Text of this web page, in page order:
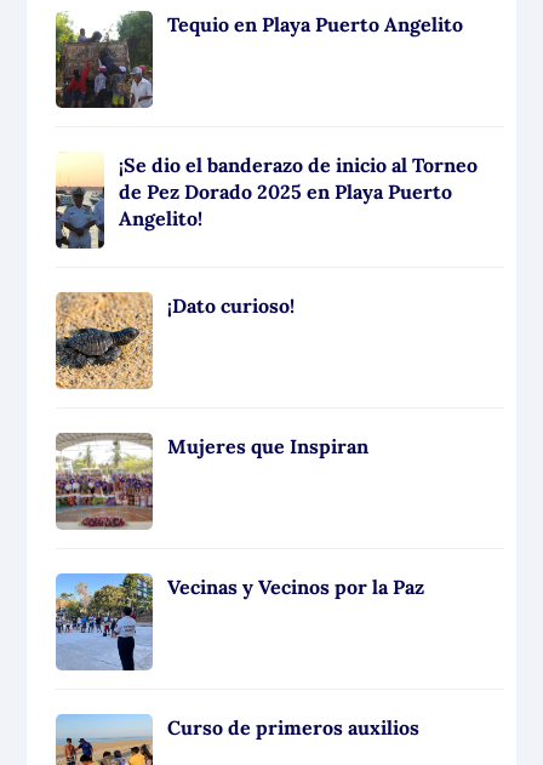
Tequio en Playa Puerto Angelito
¡Se dio el banderazo de inicio al Torneo
de Pez Dorado 2025 en Playa Puerto
Angelito!
¡Dato curioso!
Mujeres que Inspiran
Vecinas y Vecinos por la Paz
Curso de primeros auxilios